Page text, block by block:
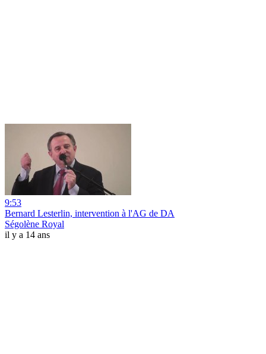
9:53
Bernard Lesterlin, intervention à l'AG de DA
Ségolène Royal
il y a 14 ans